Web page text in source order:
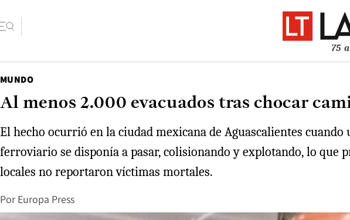
75
MUNDO
Al menos 2.000 evacuados tras chocar
El hecho ocurrió en la ciudad mexicana de Aguascalientes
ferroviario se disponía a pasar, colisionando y explotando, lo que
locales no reportaron víctimas mortales.
Por Europa Press